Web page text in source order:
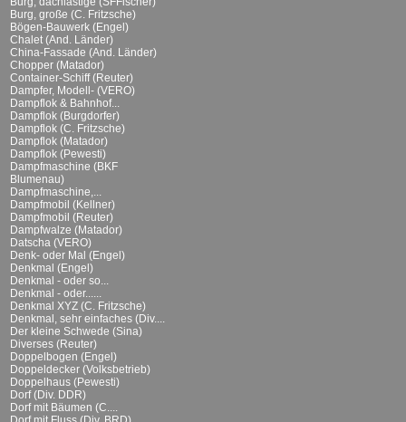
Burg, große (C. Fritzsche)
Bögen-Bauwerk (Engel)
Chalet (And. Länder)
China-Fassade (And. Länder)
Chopper (Matador)
Container-Schiff (Reuter)
Dampfer, Modell- (VERO)
Dampflok & Bahnhof...
Dampflok (Burgdorfer)
Dampflok (C. Fritzsche)
Dampflok (Matador)
Dampflok (Pewesti)
Dampfmaschine (BKF
Blumenau)
Dampfmaschine,...
Dampfmobil (Kellner)
Dampfmobil (Reuter)
Dampfwalze (Matador)
Datscha (VERO)
Denk- oder Mal (Engel)
Denkmal (Engel)
Denkmal - oder so...
Denkmal - oder......
Denkmal XYZ (C. Fritzsche)
Denkmal, sehr einfaches (Div....
Der kleine Schwede (Sina)
Diverses (Reuter)
Doppelbogen (Engel)
Doppeldecker (Volksbetrieb)
Doppelhaus (Pewesti)
Dorf (Div. DDR)
Dorf mit Bäumen (C....